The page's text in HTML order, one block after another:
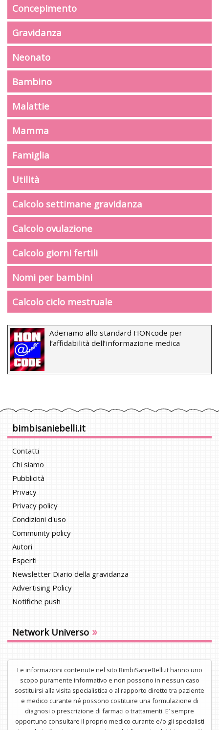
Concepimento
Gravidanza
Neonato
Bambino
Malattie
Mamma
Famiglia
Utilità
Calcolo settimane gravidanza
Calcolo ovulazione
Calcolo giorni fertili
Nomi per bambini
Calcolo ciclo mestruale
Aderiamo allo standard HONcode per
l’affidabilità dell’informazione medica
bimbisaniebelli.it
Contatti
Chi siamo
Pubblicità
Privacy
Privacy policy
Condizioni d'uso
Community policy
Autori
Esperti
Newsletter Diario della gravidanza
Advertising Policy
Notifiche push
Network Universo »
Le informazioni contenute nel sito BimbiSanieBelli.it hanno uno
scopo puramente informativo e non possono in nessun caso
sostituirsi alla visita specialistica o al rapporto diretto tra paziente
e medico curante né possono costituire una formulazione di
diagnosi o prescrizione di farmaci o trattamenti. E’ sempre
opportuno consultare il proprio medico curante e/o gli specialisti